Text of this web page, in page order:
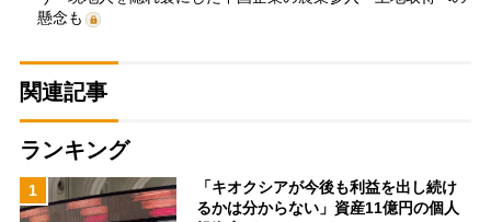
懸念も
関連記事
ランキング
1
「キオクシアが今後も利益を出し続け
るかは分からない」資産11億円の個人